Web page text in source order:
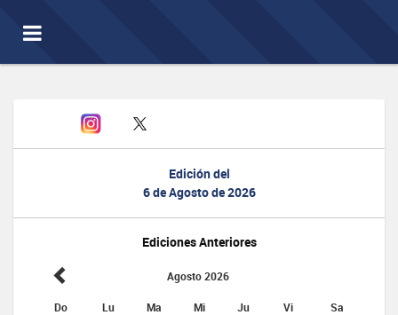
Toggle
navigation
Edición del
6 de Agosto de 2026
Ediciones Anteriores
Agosto 2026
Do Lu Ma Mi Ju Vi Sa